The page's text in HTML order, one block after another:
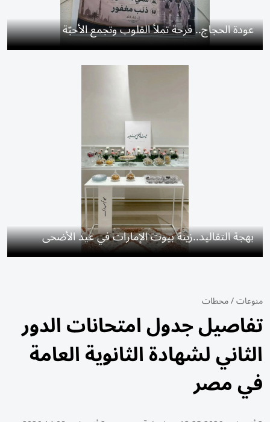
عودة الحجاج.. فرحة تملأ القلوب وتجمع الأحبّة
بهجة التقاليد..زينة بيوت الإمارات في عيد الأضحى
منوعات/محطات
تفاصيل جدول امتحانات الدور
الثاني لشهادة الثانوية العامة
في مصر